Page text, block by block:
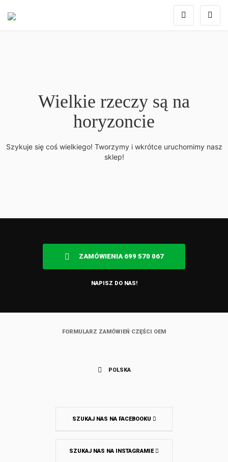
Wielkie rzeczy są na
horyzoncie
Szykuje się coś wielkiego! Tworzymy i wkrótce uruchomimy nasz
sklep!
ZAMÓWIENIA 699 570 067
NAPISZ DO NAS!
FORMULARZ ZAMÓWIEŃ CZĘŚCI OEM
POLSKA
SZUKAJ NAS NA FACEBOOKU
SZUKAJ NAS NA INSTAGRAMIE